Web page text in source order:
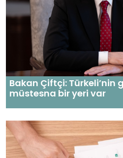
Bakan Çiftçi: Türkeli’nin
müstesna bir yeri var